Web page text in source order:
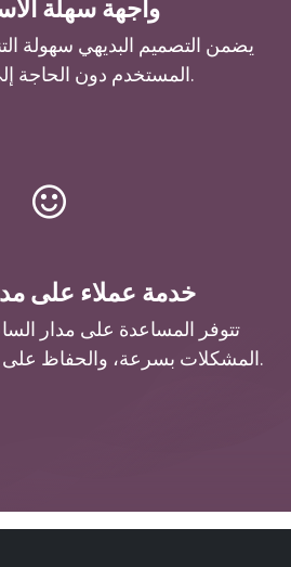
واجهة سهلة
يضمن التصميم البديهي سهولة
المستخدم دون الحاجة إلى خبرة تقنية.
خدمة عملاء على
تتوفر المساعدة على مدار
المشكلات بسرعة، والحفاظ على سير عملياتك بسلاسة.